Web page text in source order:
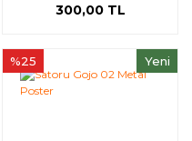
300,00 TL
Yeni
%25